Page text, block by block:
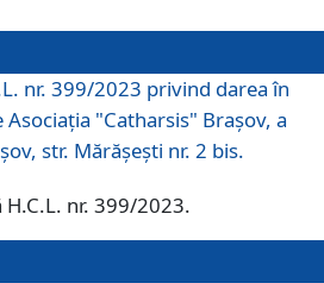
nr. 399/2023 privind darea în
"Catharsis" Brașov, a
str. Mărăşeşti nr. 2 bis.
H.C.L. nr. 399/2023.